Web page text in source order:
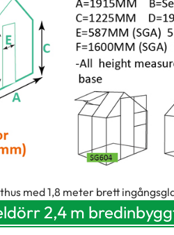
med 1,8 meter brett
2,4 m bred